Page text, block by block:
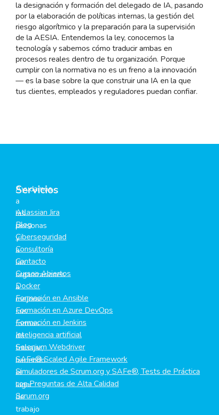
la designación y formación del delegado de IA, pasando
por la elaboración de políticas internas, la gestión del
riesgo algorítmico y la preparación para la supervisión
de la AESIA. Entendemos la ley, conocemos la
tecnología y sabemos cómo traducir ambas en
procesos reales dentro de tu organización. Porque
cumplir con la normativa no es un freno a la innovación
— es la base sobre la que construir una IA en la que
tus clientes, empleados y reguladores puedan confiar.
Ayudamos
a
las
personas
y
a
las
organizaciones
a
mejorar
sus
formas
de
trabajar,
haciendo
el
lugar
de
trabajo
Servicios
Atlassian Jira
Blog
Ciberseguridad
Consultoría
Contacto
Cursos Abiertos
Docker
Formación en Ansible
Formación en Azure DevOps
Formación en Jenkins
Inteligencia artificial
Selenium Webdriver
SAFe® Scaled Agile Framework
Simuladores de Scrum.org y SAFe®, Tests de Práctica
con Preguntas de Alta Calidad
Scrum.org